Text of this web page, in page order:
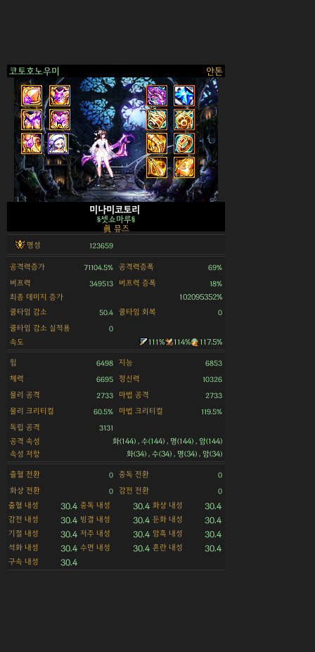
코토호노우미 안톤
>
미나미코토리
§셋쇼마루§
眞 뮤즈
명성 123659
공격력증가 71104.5% 공격력증폭 69%
버프력 349513 버프력 증폭 18%
최종 데미지 증가
102095352%
쿨타임 감소
50.4 쿨타임 회복 0
쿨타임 감소 실적용 0
속도 111% 114% 117.5%
힘 6498 지능 6853
체력 6695 정신력 10326
물리 공격 2733 마법 공격 2733
물리 크리티컬 60.5% 마법 크리티컬 119.5%
독립 공격 3131
공격 속성
화(144) , 수(144) , 명(144) , 암(144)
속성 저항
화(34) , 수(34) , 명(34) , 암(34)
출혈 전환 0 중독 전환 0
화상 전환 0 감전 전환 0
출혈 내성 30.4 중독 내성 30.4 화상 내성 30.4
감전 내성 30.4 빙결 내성 30.4 둔화 내성 30.4
기절 내성 30.4 저주 내성 30.4 암흑 내성 30.4
석화 내성 30.4 수면 내성 30.4 혼란 내성 30.4
구속 내성 30.4